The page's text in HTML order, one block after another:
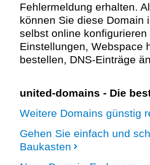
Fehlermeldung erhalten.
können Sie diese Domain
selbst online
Einstellungen, Webspace
bestellen, DNS-Einträge
united-domains - Die
Weitere Domains günstig
Gehen Sie einfach und
Baukasten